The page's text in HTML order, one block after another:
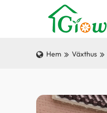
Hem Växthus